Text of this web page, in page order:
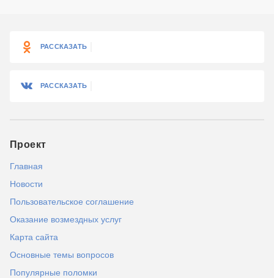
РАССКАЗАТЬ
РАССКАЗАТЬ
Проект
Главная
Новости
Пользовательское соглашение
Оказание возмездных услуг
Карта сайта
Основные темы вопросов
Популярные поломки